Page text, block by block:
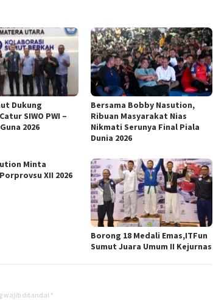
Dukung
SIWO PWI –
2026
Bersama Bobby Nasution,
Ribuan Masyarakat Nias
Nikmati Serunya Final Piala
Dunia 2026
Minta
XII 2026
Borong 18 Medali Emas,ITFun
Sumut Juara Umum II Kejurnas
wajib ditandai *